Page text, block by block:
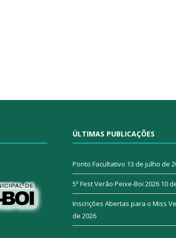
ÚLTIMAS PUBLICAÇÕES
Ponto Facultativo 13 de julho de
5ª Fest Verão Peixe-Boi 2026 10
Inscrições Abertas para o Miss
de 2026